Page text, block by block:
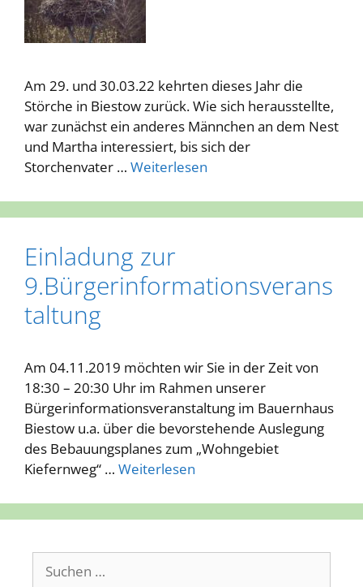
Am 29. und 30.03.22 kehrten dieses Jahr die
Störche in Biestow zurück. Wie sich herausstellte,
war zunächst ein anderes Männchen an dem Nest
und Martha interessiert, bis sich der
Storchenvater … Weiterlesen
Einladung zur
9.Bürgerinformationsverans
taltung
Am 04.11.2019 möchten wir Sie in der Zeit von
18:30 – 20:30 Uhr im Rahmen unserer
Bürgerinformationsveranstaltung im Bauernhaus
Biestow u.a. über die bevorstehende Auslegung
des Bebauungsplanes zum „Wohngebiet
Kiefernweg“ … Weiterlesen
Suchen
nach: